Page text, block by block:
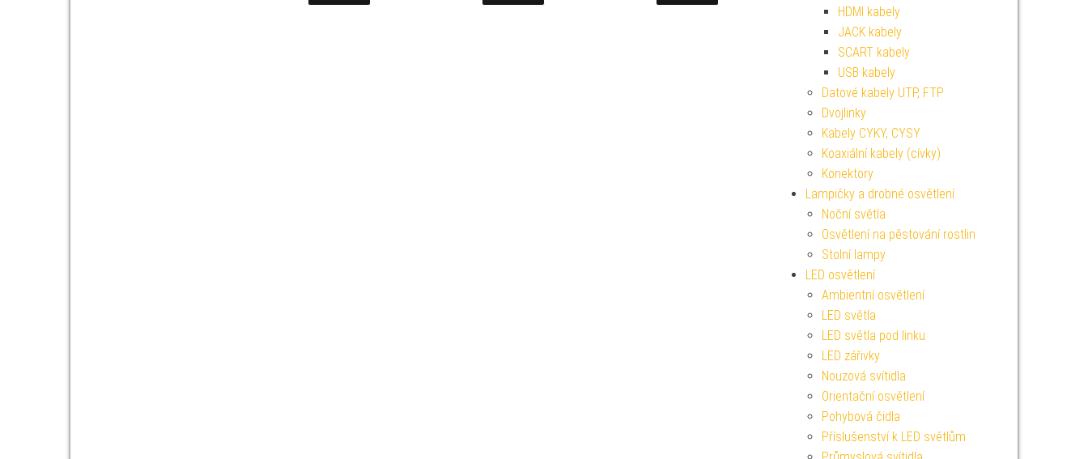
HDMI kabely
JACK kabely
SCART kabely
USB kabely
Datové kabely UTP, FTP
Dvojlinky
Kabely CYKY, CYSY
Koaxiální kabely (cívky)
Konektory
Lampičky a drobné osvětlení
Noční světla
Osvětlení na pěstování rostlin
Stolní lampy
LED osvětlení
Ambientní osvětlení
LED světla
LED světla pod linku
LED zářivky
Nouzová svítidla
Orientační osvětlení
Pohybová čidla
Příslušenství k LED světlům